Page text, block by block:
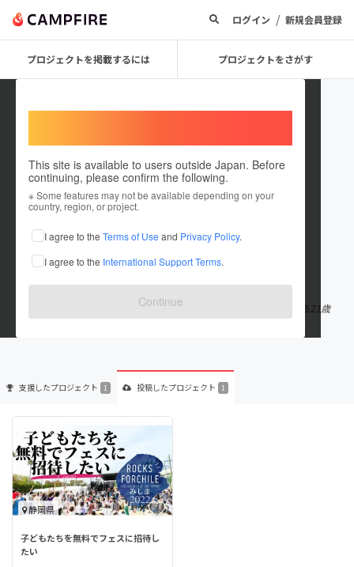
ログイン / 新規会員登録
プロジェクトを掲載するには プロジェクトをさがす
This site is available to users outside Japan. Before
continuing, please confirm the following.
※ Some features may not be available depending on your
country, region, or project.
I agree to the Terms of Use and Privacy Policy.
I agree to the International Support Terms.
Continue
kosakurfcmishima
これまでに1回支援して1件のプロジェクトを投稿しています
在住国：日本 現在地：静岡県
出身国：日本 出身地：愛知県
愛知県出身の大学三年生 ディズニーと音楽フェスをこよなく愛する21歳
です！ 静岡県三島市在住
支援したプロジェクト 1 投稿したプロジェクト 1
静岡県
子どもたちを無料でフェスに招待し
たい